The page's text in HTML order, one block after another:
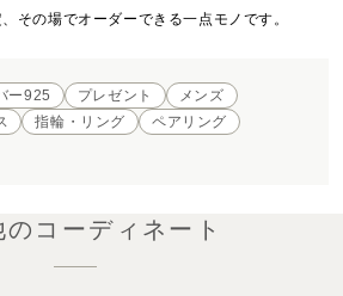
その場でオーダーできる一点モノです。
ー925 プレゼント
メンズ
指輪・リング
ペアリング
のコーディネート